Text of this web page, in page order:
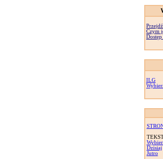
Czym
ILG
Dzisiaj
Jutro